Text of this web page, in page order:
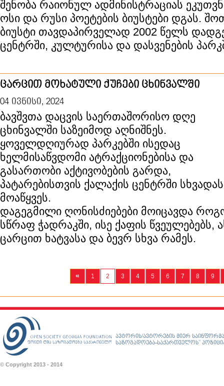
შენობა რაიონულ ადმინისტრაციას
ოსი და რუსი პოეტების ბიუსტები დგას.
ბიუსტი თავდაპირველად 2002 წელს
ცენტრში, კულტურისა და დასვენების
ცარცით მოხატული ქუჩები ცხინვალში
04 ივნისი, 2024
ბავშვთა დაცვის საერთაშორისო დღე
ცხინვალში საზეიმოდ აღნიშნეს.
ყოველდღიურად პარკებში ისედაც
ხელმისაწვდომი ატრაქციონებისა და
გასართობი აქტივობების გარდა,
პატარებისთვის ქალაქის ცენტრში
მოაწყვეს.
დაგეგმილი ღონისძიებები მოიცავდა
სწრაფ ჭადრაკში, ისე ქაფის
ცარცით ხატვასა და ბევრ სხვა რამეს.
« 1 2 3 4 5 6 7 8 9
ავტორის/ავტორების მიერ
საზოგადოება-საქართველოს”
© Copyright 2013 - 2014